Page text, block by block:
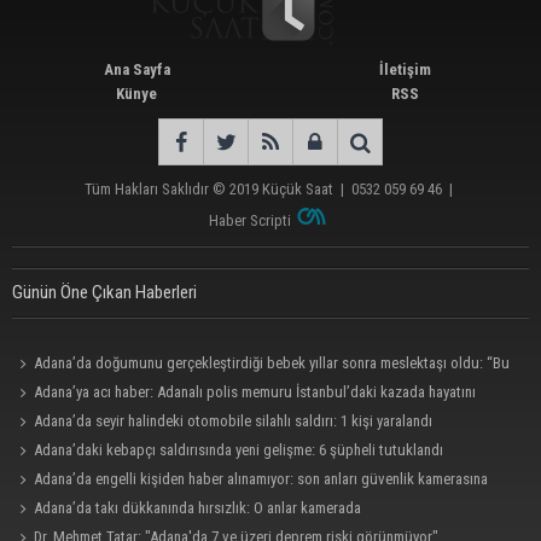
Ana Sayfa
Künye
İletişim
RSS
Tüm Hakları Saklıdır © 2019 Küçük Saat | 0532 059 69 46 |
Haber Scripti
Günün Öne Çıkan Haberleri
Adana’da doğumunu gerçekleştirdiği bebek yıllar sonra meslektaşı oldu: “Bu
çok gurur verici”
Adana’ya acı haber: Adanalı polis memuru İstanbul’daki kazada hayatını
kaybetti
Adana’da seyir halindeki otomobile silahlı saldırı: 1 kişi yaralandı
Adana’daki kebapçı saldırısında yeni gelişme: 6 şüpheli tutuklandı
Adana’da engelli kişiden haber alınamıyor: son anları güvenlik kamerasına
yansıdı.
Adana’da takı dükkanında hırsızlık: O anlar kamerada
Dr. Mehmet Tatar: "Adana'da 7 ve üzeri deprem riski görünmüyor"